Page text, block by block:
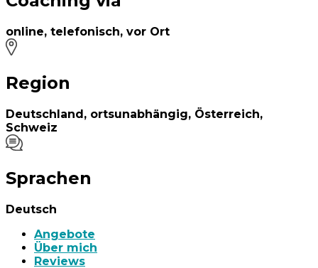
online, telefonisch, vor Ort
Region
Deutschland, ortsunabhängig, Österreich,
Schweiz
Sprachen
Deutsch
Angebote
Über mich
Reviews